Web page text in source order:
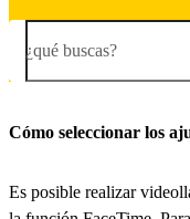
¿qué buscas?
Cómo seleccionar los
Es posible realizar